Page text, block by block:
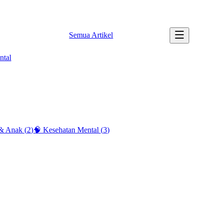
Semua Artikel
Anak (2)🧠 Kesehatan Mental (3)